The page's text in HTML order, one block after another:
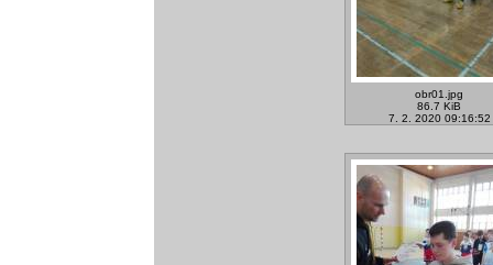
obr01.jpg
86.7 KiB
7. 2. 2020 09:16:52